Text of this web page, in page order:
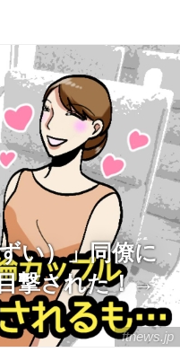
ftnews.jp
い）」同僚に
撃された！→